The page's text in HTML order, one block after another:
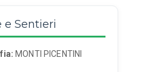
e Sentieri
MONTI PICENTINI